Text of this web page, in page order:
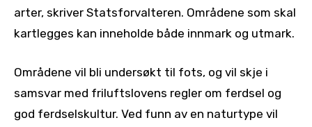
arter, skriver Statsforvalteren. Områdene som skal
kartlegges kan inneholde både innmark og utmark.
Områdene vil bli undersøkt til fots, og vil skje i
samsvar med friluftslovens regler om ferdsel og
god ferdselskultur. Ved funn av en naturtype vil